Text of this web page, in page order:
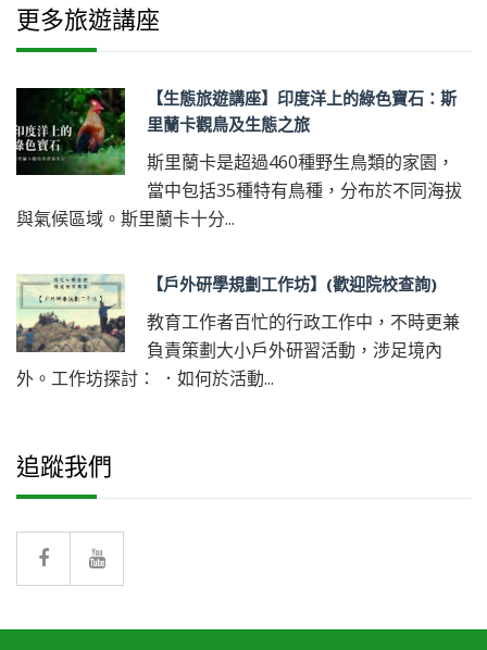
更多旅遊講座
【生態旅遊講座】印度洋上的綠色寶石：斯
里蘭卡觀鳥及生態之旅
斯里蘭卡是超過460種野生鳥類的家園，
當中包括35種特有鳥種，分布於不同海拔
與氣候區域。斯里蘭卡十分...
【戶外研學規劃工作坊】(歡迎院校查詢)
教育工作者百忙的行政工作中，不時更兼
負責策劃大小戶外研習活動，涉足境內
外。工作坊探討： ．如何於活動...
追蹤我們